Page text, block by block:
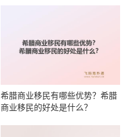
希腊商业移民有哪些优势？希腊
商业移民的好处是什么？